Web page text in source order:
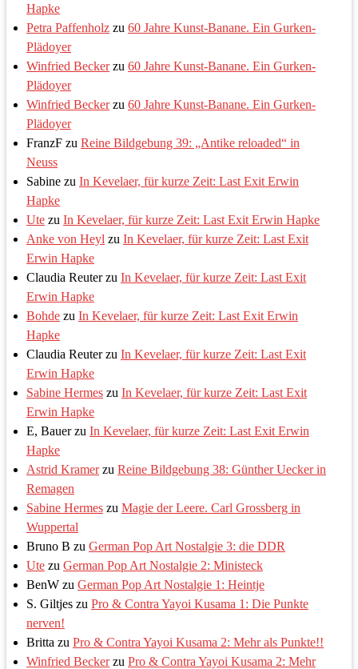
Hapke
Petra Paffenholz zu 60 Jahre Kunst-Banane. Ein Gurken-
Plädoyer
Winfried Beckerzu 60 Jahre Kunst-Banane. Ein Gurken-
Plädoyer
Winfried Beckerzu 60 Jahre Kunst-Banane. Ein Gurken-
Plädoyer
FranzF zu Reine Bildgebung 39: „Antike reloaded“ in
Neuss
Sabine zu In Kevelaer, für kurze Zeit: Last Exit Erwin
Hapke
Ute zu In Kevelaer, für kurze Zeit: Last Exit Erwin Hapke
Anke von Heyl zu In Kevelaer, für kurze Zeit: Last Exit
Erwin Hapke
Claudia Reuterzu In Kevelaer, für kurze Zeit: Last Exit
Erwin Hapke
Bohde zu In Kevelaer, für kurze Zeit: Last Exit Erwin
Hapke
Claudia Reuterzu In Kevelaer, für kurze Zeit: Last Exit
Erwin Hapke
Sabine Hermes zu In Kevelaer, für kurze Zeit: Last Exit
Erwin Hapke
E, Bauerzu In Kevelaer, für kurze Zeit: Last Exit Erwin
Hapke
Astrid Kramerzu Reine Bildgebung 38: Günther Uecker in
Remagen
Sabine Hermes zu Magie der Leere. Carl Grossberg in
Wuppertal
Bruno B zu German Pop Art Nostalgie 3: die DDR
Ute zu German Pop Art Nostalgie 2: Ministeck
BenW zu German Pop Art Nostalgie 1: Heintje
S. Giltjes zu Pro & Contra Yayoi Kusama 1: Die Punkte
nerven!
Britta zu Pro & Contra Yayoi Kusama 2: Mehr als Punkte!!
Winfried Beckerzu Pro & Contra Yayoi Kusama 2: Mehr